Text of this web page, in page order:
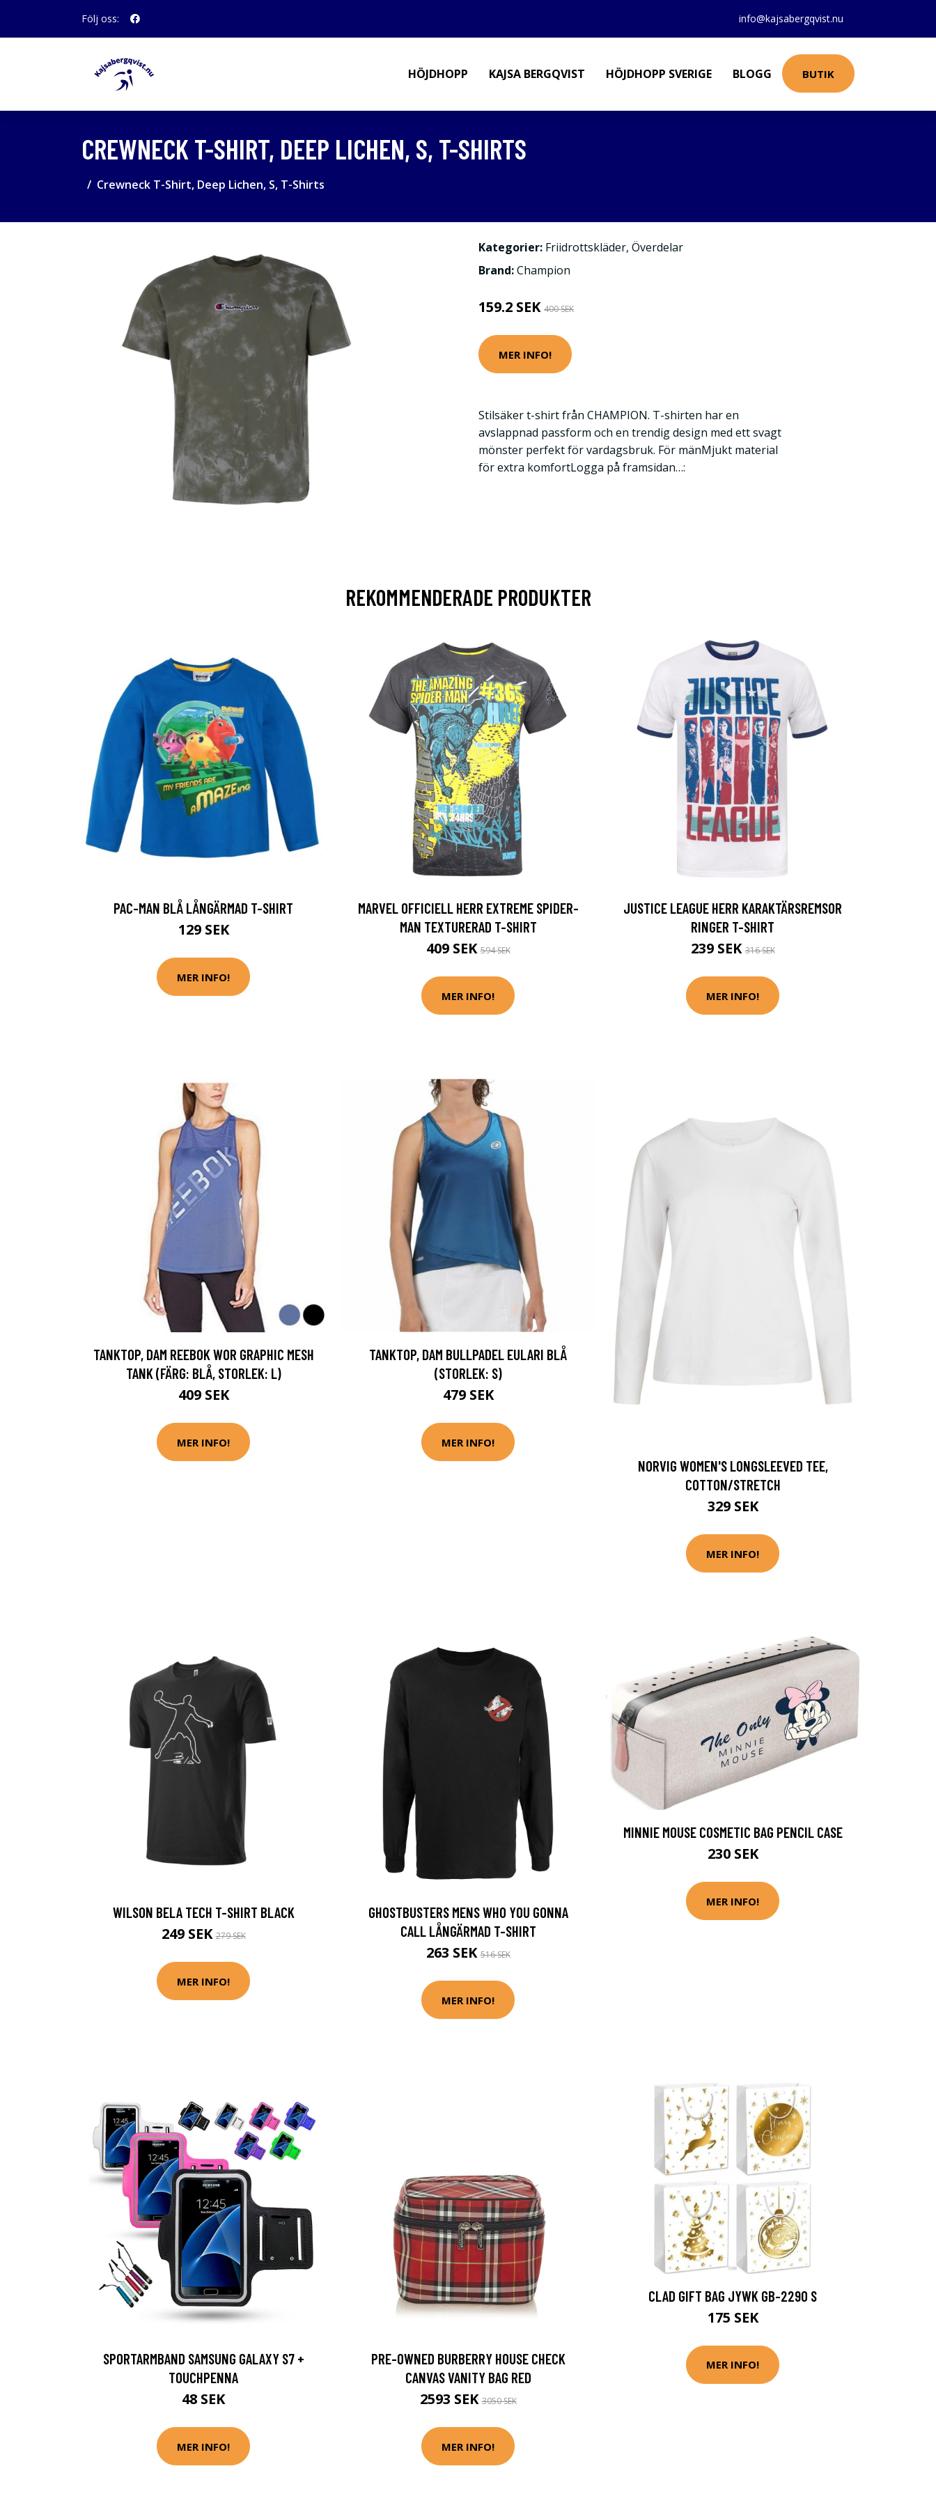
Följ oss: info@kajsabergqvist.nu
HÖJDHOPP KAJSA BERGQVIST HÖJDHOPP SVERIGE BLOGG BUTIK
CREWNECK T-SHIRT, DEEP LICHEN, S, T-SHIRTS
Crewneck T-Shirt, Deep Lichen, S, T-Shirts
Kategorier: Friidrottskläder, Överdelar
Brand:Champion
159.2 SEK 400 SEK
MER INFO!
Stilsäker t-shirt från CHAMPION. T-shirten har en
avslappnad passform och en trendig design med ett svagt
mönster perfekt för vardagsbruk. För mänMjukt material
för extra komfortLogga på framsidan…:
REKOMMENDERADE PRODUKTER
PAC-MAN BLÅ LÅNGÄRMAD T-SHIRT
129 SEK
MER INFO!
MARVEL OFFICIELL HERR EXTREME SPIDER-
MAN TEXTURERAD T-SHIRT
409 SEK594 SEK
MER INFO!
JUSTICE LEAGUE HERR KARAKTÄRSREMSOR
RINGER T-SHIRT
239 SEK316 SEK
MER INFO!
TANKTOP, DAM REEBOK WOR GRAPHIC MESH
TANK (FÄRG: BLÅ, STORLEK: L)
409 SEK
MER INFO!
TANKTOP, DAM BULLPADEL EULARI BLÅ
(STORLEK: S)
479 SEK
MER INFO!
NORVIG WOMEN'S LONGSLEEVED TEE,
COTTON/STRETCH
329 SEK
MER INFO!
WILSON BELA TECH T-SHIRT BLACK
249 SEK279 SEK
MER INFO!
GHOSTBUSTERS MENS WHO YOU GONNA
CALL LÅNGÄRMAD T-SHIRT
263 SEK516 SEK
MER INFO!
MINNIE MOUSE COSMETIC BAG PENCIL CASE
230 SEK
MER INFO!
SPORTARMBAND SAMSUNG GALAXY S7 +
TOUCHPENNA
48 SEK
MER INFO!
PRE-OWNED BURBERRY HOUSE CHECK
CANVAS VANITY BAG RED
2593 SEK3050 SEK
MER INFO!
CLAD GIFT BAG JYWK GB-2290 S
175 SEK
MER INFO!